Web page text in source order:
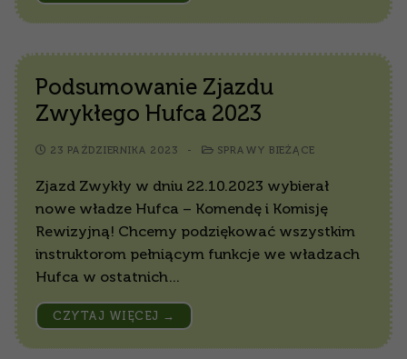
Podsumowanie Zjazdu
Zwykłego Hufca 2023
23 PAŹDZIERNIKA 2023 - SPRAWY BIEŻĄCE
Zjazd Zwykły w dniu 22.10.2023 wybierał
nowe władze Hufca – Komendę i Komisję
Rewizyjną! Chcemy podziękować wszystkim
instruktorom pełniącym funkcje we władzach
Hufca w ostatnich…
CZYTAJ WIĘCEJ →